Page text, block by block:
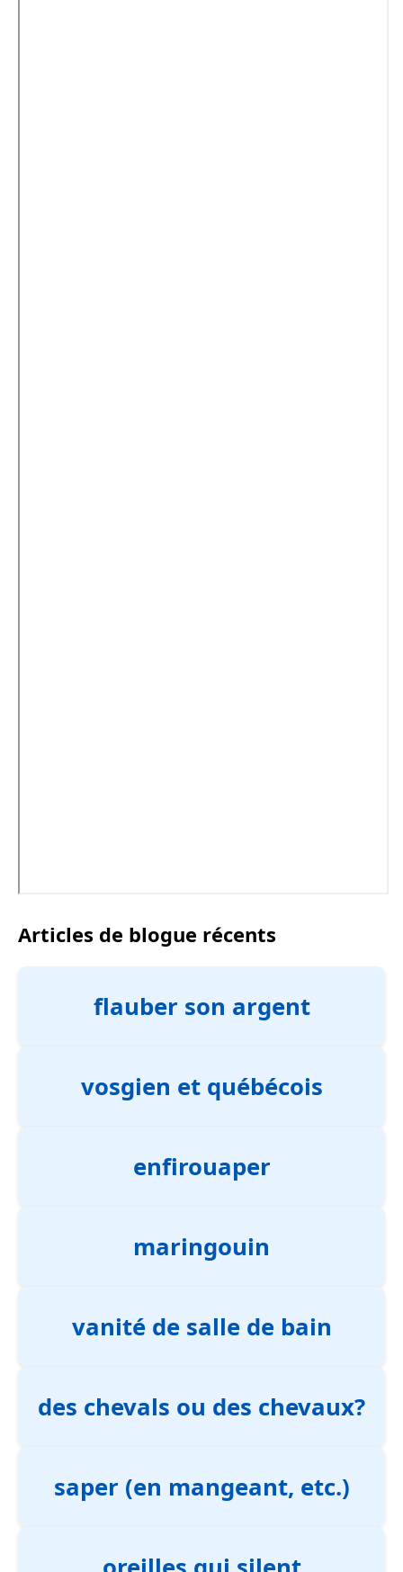
Articles de blogue récents
flauber son argent
vosgien et québécois
enfirouaper
maringouin
vanité de salle de bain
des chevals ou des chevaux?
saper (en mangeant, etc.)